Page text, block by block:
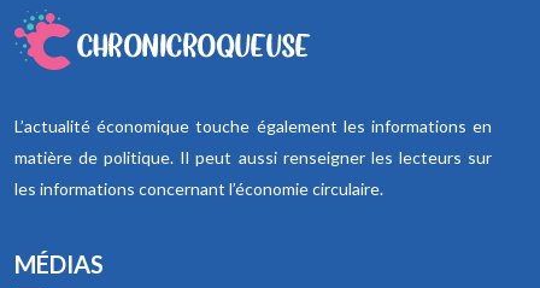
L’actualité économique touche également les informations en
matière de politique. Il peut aussi renseigner les lecteurs sur
les informations concernant l’économie circulaire.
MÉDIAS